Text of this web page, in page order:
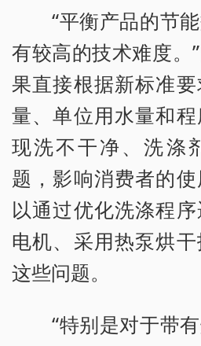
“平衡产品的节能
有较高的技术难度。
果直接根据新标准
量、单位用水量和
现洗不干净、洗涤
题，影响消费者的
以通过优化洗涤程
电机、采用热泵烘
这些问题。
“特别是对于带有